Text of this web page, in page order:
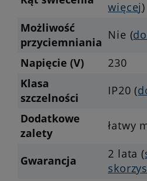
więcej)
Możliwość
przyciemniania
Nie (
Napięcie (V)
230
Klasa
szczelności
IP20 (
Dodatkowe
zalety
łatwy
Gwarancja 2 lata (